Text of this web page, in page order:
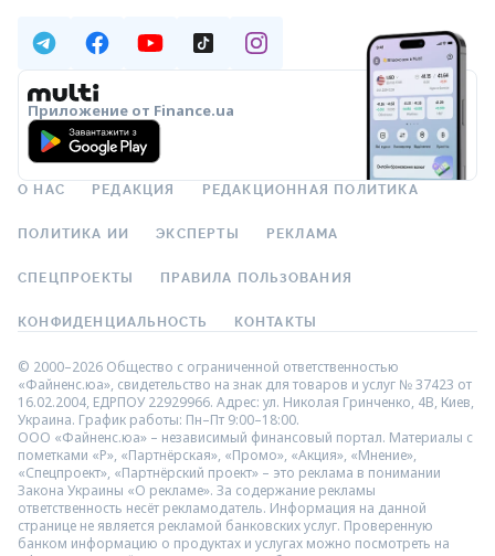
Приложение от Finance.ua
О НАС РЕДАКЦИЯ РЕДАКЦИОННАЯ ПОЛИТИКА
ПОЛИТИКА ИИ ЭКСПЕРТЫ РЕКЛАМА
СПЕЦПРОЕКТЫ ПРАВИЛА ПОЛЬЗОВАНИЯ
КОНФИДЕНЦИАЛЬНОСТЬ КОНТАКТЫ
© 2000–2026 Общество с ограниченной ответственностью
«Файненс.юа», свидетельство на знак для товаров и услуг № 37423 от
16.02.2004, ЕДРПОУ 22929966. Адрес: ул. Николая Гринченко, 4В, Киев,
Украина. График работы: Пн–Пт 9:00–18:00.
ООО «Файненс.юа» – независимый финансовый портал. Материалы с
пометками «Р», «Партнёрская», «Промо», «Акция», «Мнение»,
«Спецпроект», «Партнёрский проект» – это реклама в понимании
Закона Украины «О рекламе». За содержание рекламы
ответственность несёт рекламодатель. Информация на данной
странице не является рекламой банковских услуг. Проверенную
банком информацию о продуктах и услугах можно посмотреть на